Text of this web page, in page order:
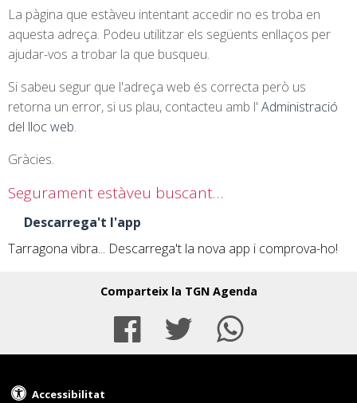
La pàgina que estàveu intentant accedir no es troba en
aquesta adreça. Podeu utilitzar els següents enllaços per
ajudar-vos a trobar la que busqueu.
Si sabeu segur que l'adreça web és correcta però us
retorna un error, si us plau, contacteu amb l' Administració
del lloc web.
Gràcies.
Segurament estàveu buscant…
Descarrega't l'app
Tarragona vibra... Descarrega't la nova app i comprova-ho!
Comparteix la TGN Agenda
Facebook
Twitter
Accessibilitat